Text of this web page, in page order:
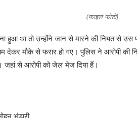
(फाइल फोटो)
हुआ था तो उन्होंने जान से मारने की नियत से
देकर मौके से फरार हो गए। पुलिस ने आरोपी की
जहां से आरोपी को जेल भेज दिया हैं।